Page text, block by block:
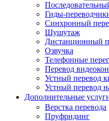
Гиды-
Синхронный
Шушутаж
Дистанционный
Озвучка
Телефонные
Перевод
Устный перевод
Устный перевод
Дополнительные
Верстка перевода
Пруфридинг